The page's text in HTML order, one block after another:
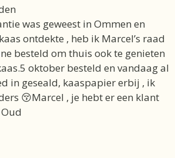
was geweest in Ommen en
ontdekte , heb ik Marcel’s raad
besteld om thuis ook te genieten
oktober besteld en vandaag al
in geseald, kaaspapier erbij , ik
😚Marcel , je hebt er een klant